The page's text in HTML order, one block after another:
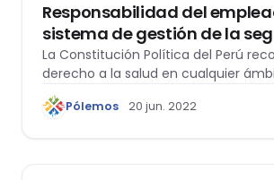
Responsabilidad del
sistema de gestión de la
salud en el trabajo
La Constitución Política del Perú
derecho a la salud en cualquier
uno de ellos, el ámbito laboral. Así,
normativa nacional en materia de
Pólemos 20 jun. 2022